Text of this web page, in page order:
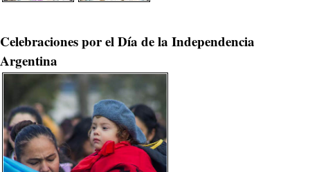
Celebraciones por el Día de la Independencia
Argentina